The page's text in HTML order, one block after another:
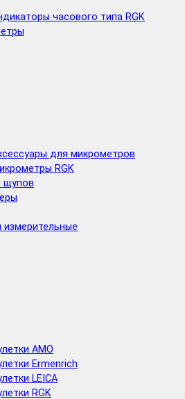
часового типа RGK
для микрометров
RGK
щупов
измерительные
AMO
Ermenrich
LEICA
RGK